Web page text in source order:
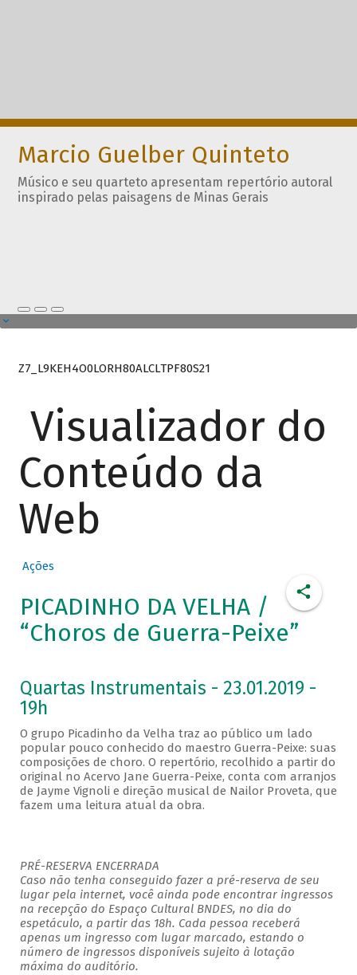
Marcio Guelber Quinteto
Músico e seu quarteto apresentam repertório autoral
inspirado pelas paisagens de Minas Gerais
Z7_L9KEH4O0LORH80ALCLTPF80S21
Visualizador do
Conteúdo da
Web
Ações
PICADINHO DA VELHA /
“Choros de Guerra-Peixe”
Quartas Instrumentais - 23.01.2019 -
19h
O grupo Picadinho da Velha traz ao público um lado
popular pouco conhecido do maestro Guerra-Peixe: suas
composições de choro. O repertório, recolhido a partir do
original no Acervo Jane Guerra-Peixe, conta com arranjos
de Jayme Vignoli e direção musical de Nailor Proveta, que
fazem uma leitura atual da obra.
PRÉ-RESERVA ENCERRADA
Caso não tenha conseguido fazer a pré-reserva de seu
lugar pela internet, você ainda pode encontrar ingressos
na recepção do Espaço Cultural BNDES, no dia do
espetáculo, a partir das 18h. Cada pessoa receberá
apenas um ingresso com lugar marcado, estando o
número de ingressos disponíveis sujeito à lotação
máxima do auditório.